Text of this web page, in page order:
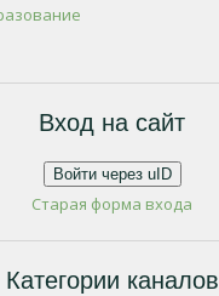
Вход на сайт
Войти через uID
Старая форма входа
Категории каналов